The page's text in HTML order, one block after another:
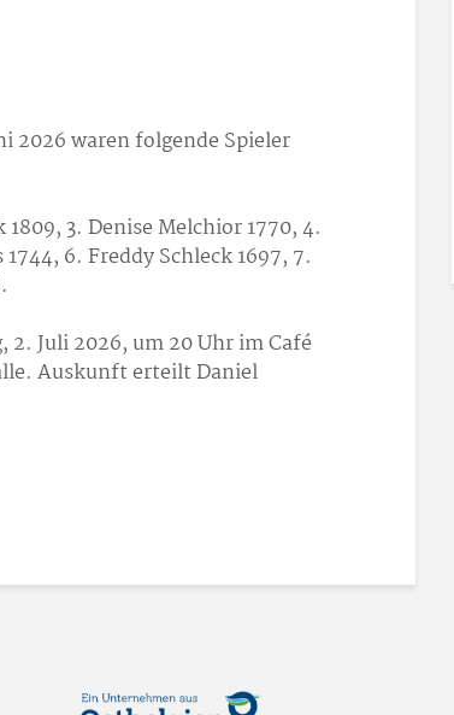
2026 waren folgende Spieler
3. Denise Melchior 1770, 4.
6. Freddy Schleck 1697, 7.
Juli 2026, um 20 Uhr im Café
Auskunft erteilt Daniel